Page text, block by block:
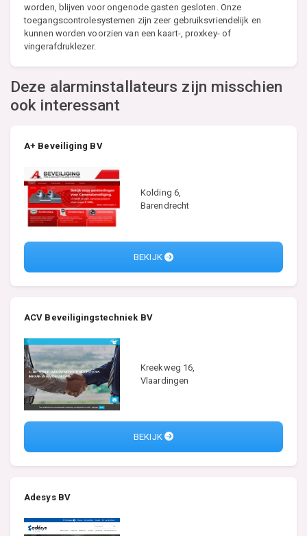
worden, blijven voor ongenode gasten gesloten. Onze
toegangscontrolesystemen zijn zeer gebruiksvriendelijk en
kunnen worden voorzien van een kaart-, proxkey- of
vingerafdruklezer.
Deze alarminstallateurs zijn misschien
ook interessant
A+ Beveiliging BV
Kolding 6,
Barendrecht
BEKIJK
ACV Beveiligingstechniek BV
Kreekweg 16,
Vlaardingen
BEKIJK
Adesys BV